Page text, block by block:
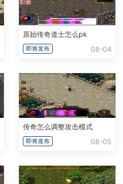
原始传奇道士怎么pk
即将发布 08-04
传奇怎么调整攻击模式
即将发布 08-05